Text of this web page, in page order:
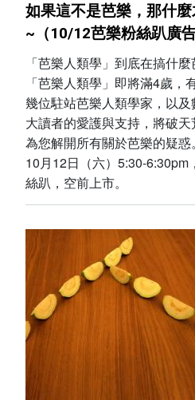
如果這不是芭樂，那什麼
~（10/12芭樂粉絲趴廣告
「芭樂人類學」到底在搞什麼
「芭樂人類學」即將滿4歲
幾位駐站芭樂人類學家，以
大讀者的愛護與支持，將破天
為您解開所有關於芭樂的疑惑。
10月12日（六）5:30-
絲趴，空前上市。